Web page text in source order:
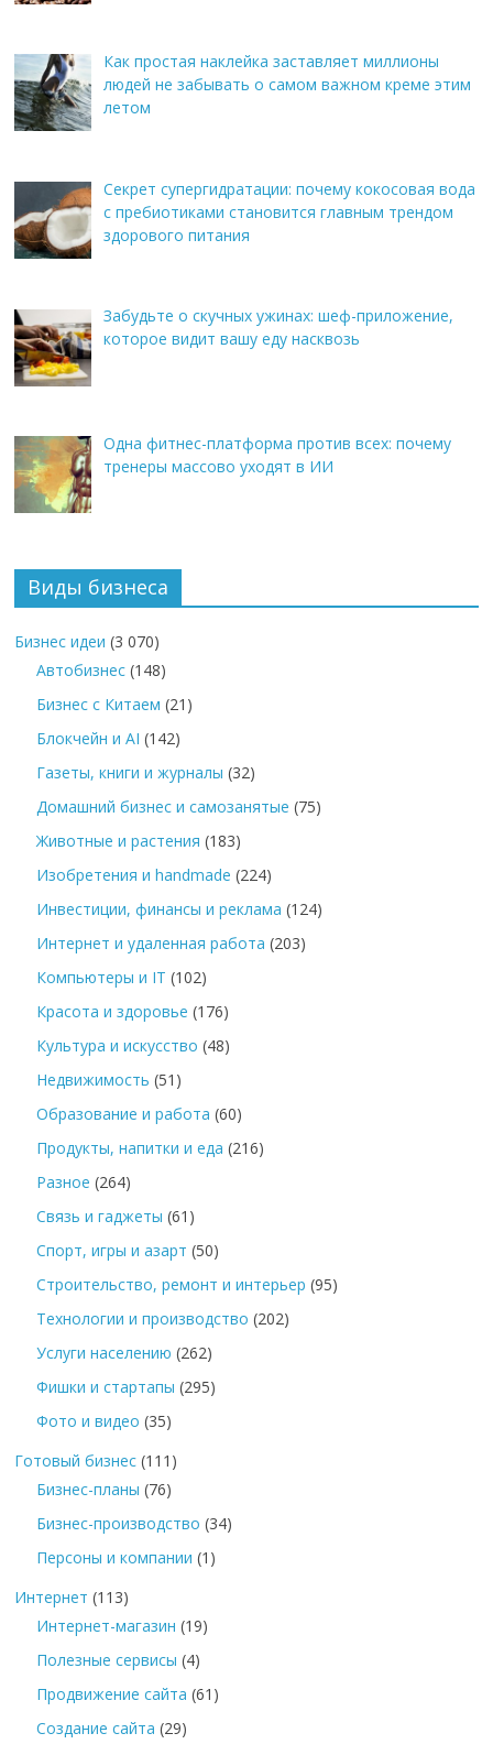
Как простая наклейка заставляет миллионы
людей не забывать о самом важном креме этим
летом
Секрет супергидратации: почему кокосовая вода
с пребиотиками становится главным трендом
здорового питания
Забудьте о скучных ужинах: шеф-приложение,
которое видит вашу еду насквозь
Одна фитнес-платформа против всех: почему
тренеры массово уходят в ИИ
Виды бизнеса
Бизнес идеи (3 070)
Автобизнес (148)
Бизнес с Китаем (21)
Блокчейн и AI (142)
Газеты, книги и журналы (32)
Домашний бизнес и самозанятые (75)
Животные и растения (183)
Изобретения и handmade (224)
Инвестиции, финансы и реклама (124)
Интернет и удаленная работа (203)
Компьютеры и IT (102)
Красота и здоровье (176)
Культура и искусство (48)
Недвижимость (51)
Образование и работа (60)
Продукты, напитки и еда (216)
Разное (264)
Связь и гаджеты (61)
Спорт, игры и азарт (50)
Строительство, ремонт и интерьер (95)
Технологии и производство (202)
Услуги населению (262)
Фишки и стартапы (295)
Фото и видео (35)
Готовый бизнес (111)
Бизнес-планы (76)
Бизнес-производство (34)
Персоны и компании (1)
Интернет (113)
Интернет-магазин (19)
Полезные сервисы (4)
Продвижение сайта (61)
Создание сайта (29)